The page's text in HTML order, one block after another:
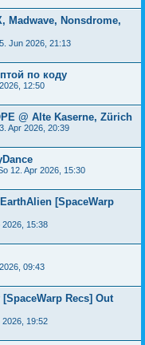
Madwave, Nonsdrome,
Jun 2026, 21:13
по коду
12:50
@ Alte Kaserne, Zürich
Apr 2026, 20:39
12. Apr 2026, 15:30
[SpaceWarp
2026, 15:38
09:43
Recs] Out
2026, 19:52